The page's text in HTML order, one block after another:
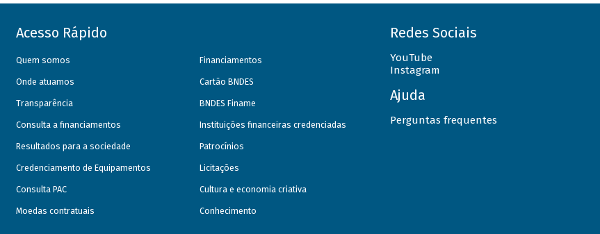
Acesso Rápido
Quem somos
Onde atuamos
Transparência
Consulta a financiamentos
Resultados para a sociedade
Credenciamento de Equipamentos
Consulta PAC
Moedas contratuais
Financiamentos
Cartão BNDES
BNDES Finame
Instituições financeiras credenciadas
Patrocínios
Licitações
Cultura e economia criativa
Conhecimento
Redes Sociais
YouTube
Instagram
Ajuda
Perguntas frequentes